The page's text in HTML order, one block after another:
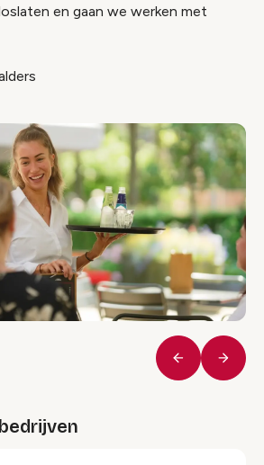
en gaan we werken met
Vorige